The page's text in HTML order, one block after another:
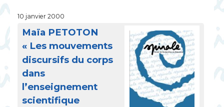
10 janvier 2000
Maïa PETOTON
« Les mouvements
discursifs du corps
dans
l’enseignement
scientifique